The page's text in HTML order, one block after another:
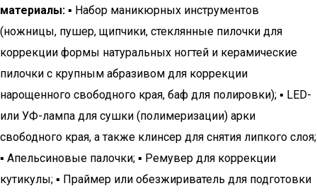
материалы: ▪ Набор маникюрных инструментов
(ножницы, пушер, щипчики, стеклянные пилочки для
коррекции формы натуральных ногтей и керамические
пилочки с крупным абразивом для коррекции
нарощенного свободного края, баф для полировки); ▪ LED-
или УФ-лампа для сушки (полимеризации) арки
свободного края, а также клинсер для снятия липкого слоя;
▪ Апельсиновые палочки; ▪ Ремувер для коррекции
кутикулы; ▪ Праймер или обезжириватель для подготовки